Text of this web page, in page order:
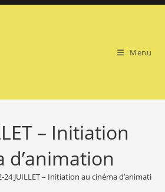
Menu
– Initiation
d’animation
24 JUILLET – Initiation au cinéma d’animation